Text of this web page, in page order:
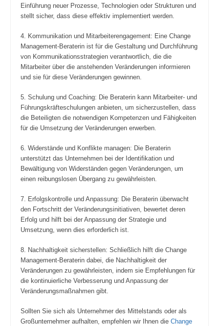
Einführung neuer Prozesse, Technologien oder Strukturen und
stellt sicher, dass diese effektiv implementiert werden.
4. Kommunikation und Mitarbeiterengagement: Eine Change
Management-Beraterin ist für die Gestaltung und Durchführung
von Kommunikationsstrategien verantwortlich, die die
Mitarbeiter über die anstehenden Veränderungen informieren
und sie für diese Veränderungen gewinnen.
5. Schulung und Coaching: Die Beraterin kann Mitarbeiter- und
Führungskräfteschulungen anbieten, um sicherzustellen, dass
die Beteiligten die notwendigen Kompetenzen und Fähigkeiten
für die Umsetzung der Veränderungen erwerben.
6. Widerstände und Konflikte managen: Die Beraterin
unterstützt das Unternehmen bei der Identifikation und
Bewältigung von Widerständen gegen Veränderungen, um
einen reibungslosen Übergang zu gewährleisten.
7. Erfolgskontrolle und Anpassung: Die Beraterin überwacht
den Fortschritt der Veränderungsinitiativen, bewertet deren
Erfolg und hilft bei der Anpassung der Strategie und
Umsetzung, wenn dies erforderlich ist.
8. Nachhaltigkeit sicherstellen: Schließlich hilft die Change
Management-Beraterin dabei, die Nachhaltigkeit der
Veränderungen zu gewährleisten, indem sie Empfehlungen für
die kontinuierliche Verbesserung und Anpassung der
Veränderungsmaßnahmen gibt.
Sollten Sie sich als Unternehmer des Mittelstands oder als
Großunternehmer aufhalten, empfehlen wir Ihnen die Change